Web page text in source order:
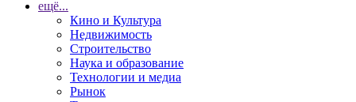
ещё...
Кино и Культура
Недвижимость
Строительство
Наука и образование
Технологии и медиа
Рынок